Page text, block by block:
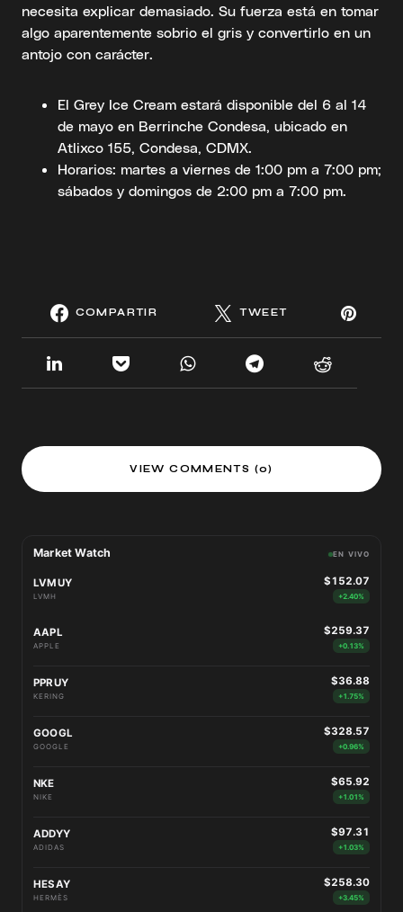
necesita explicar demasiado. Su fuerza está en tomar
algo aparentemente sobrio el gris y convertirlo en un
antojo con carácter.
El Grey Ice Cream estará disponible del 6 al 14
de mayo en Berrinche Condesa, ubicado en
Atlixco 155, Condesa, CDMX.
Horarios: martes a viernes de 1:00 pm a 7:00 pm;
sábados y domingos de 2:00 pm a 7:00 pm.
COMPARTIR TWEET
VIEW COMMENTS (0)
Market Watch EN VIVO
LVMUY
LVMH
$152.07
+2.40%
AAPL
APPLE
$259.37
+0.13%
PPRUY
KERING
$36.88
+1.75%
GOOGL
GOOGLE
$328.57
+0.96%
NKE
NIKE
$65.92
+1.01%
ADDYY
ADIDAS
$97.31
+1.03%
HESAY
HERMÈS
$258.30
+3.45%